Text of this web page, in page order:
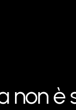
nonè